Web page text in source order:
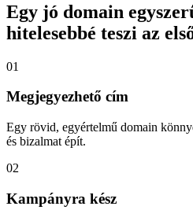
Egy jó domain
hitelesebbé teszi az
01
Megjegyezhető cím
Egy rövid, egyértelmű domain
és bizalmat épít.
02
Kampányra kész